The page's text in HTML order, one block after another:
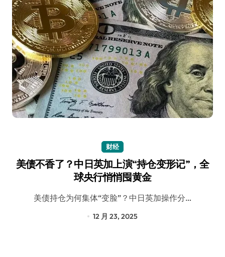
财经
美债不香了？中日英加上演“持仓变形记”，全
球央行悄悄囤黄金
美债持仓为何集体“变脸”？中日英加操作分…
12 月 23, 2025